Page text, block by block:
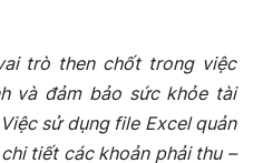
trò then chốt trong việc
và đảm bảo sức khỏe tài
sử dụng file Excel quản
tiết các khoản phải thu –